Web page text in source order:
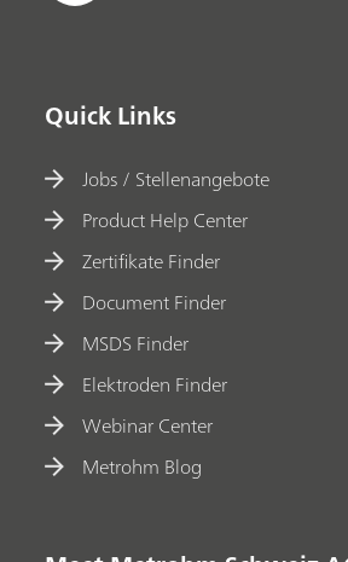
Quick Links
Jobs / Stellenangebote
Product Help Center
Zertifikate Finder
Document Finder
MSDS Finder
Elektroden Finder
Webinar Center
Metrohm Blog